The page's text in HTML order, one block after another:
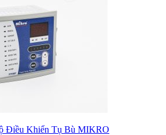
Điều Khiển Tụ Bù MIKRO